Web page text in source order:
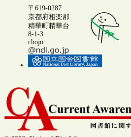
〒619-0287
京都府相楽郡
精華町精華台
8-1-3
chojo